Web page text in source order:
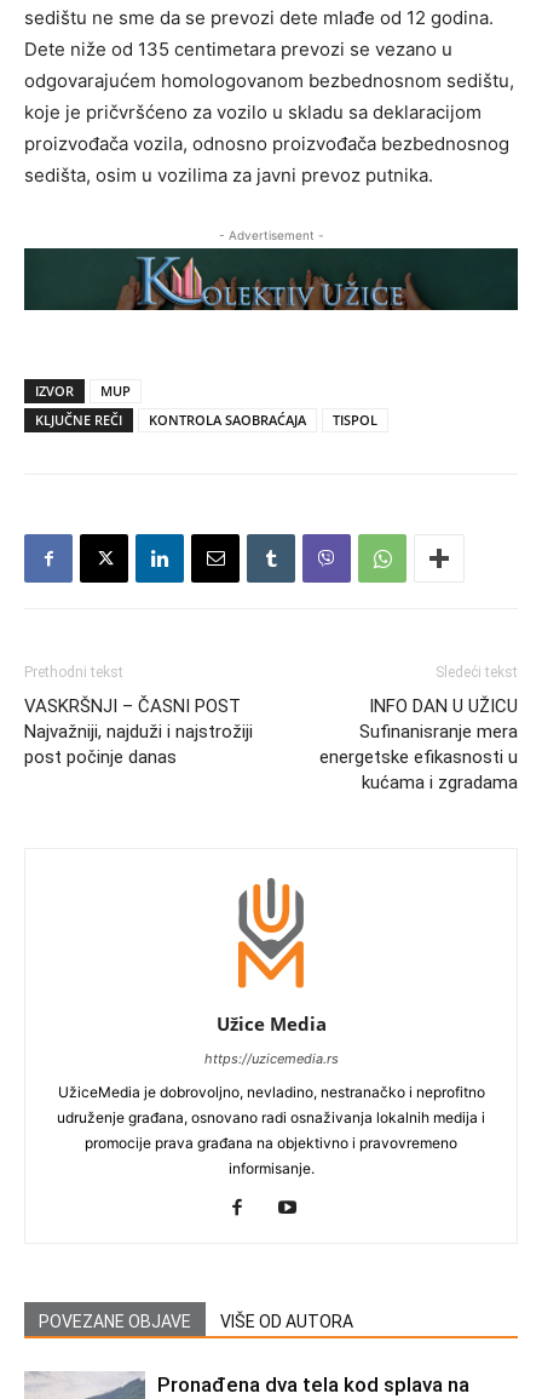
sedištu ne sme da se prevozi dete mlađe od 12 godina.
Dete niže od 135 centimetara prevozi se vezano u
odgovarajućem homologovanom bezbednosnom sedištu,
koje je pričvršćeno za vozilo u skladu sa deklaracijom
proizvođača vozila, odnosno proizvođača bezbednosnog
sedišta, osim u vozilima za javni prevoz putnika.
- Advertisement -
IZVOR
MUP
KLJUČNE REČI
KONTROLA SAOBRAĆAJA TISPOL
Prethodni tekst
VASKRŠNJI – ČASNI POST
Najvažniji, najduži i najstrožiji
post počinje danas
Sledeći tekst
INFO DAN U UŽICU
Sufinanisranje mera
energetske efikasnosti u
kućama i zgradama
Užice Media
https://uzicemedia.rs
UžiceMedia je dobrovoljno, nevladino, nestranačko i neprofitno
udruženje građana, osnovano radi osnaživanja lokalnih medija i
promocije prava građana na objektivno i pravovremeno
informisanje.
POVEZANE OBJAVE VIŠE OD AUTORA
Pronađena dva tela kod splava na